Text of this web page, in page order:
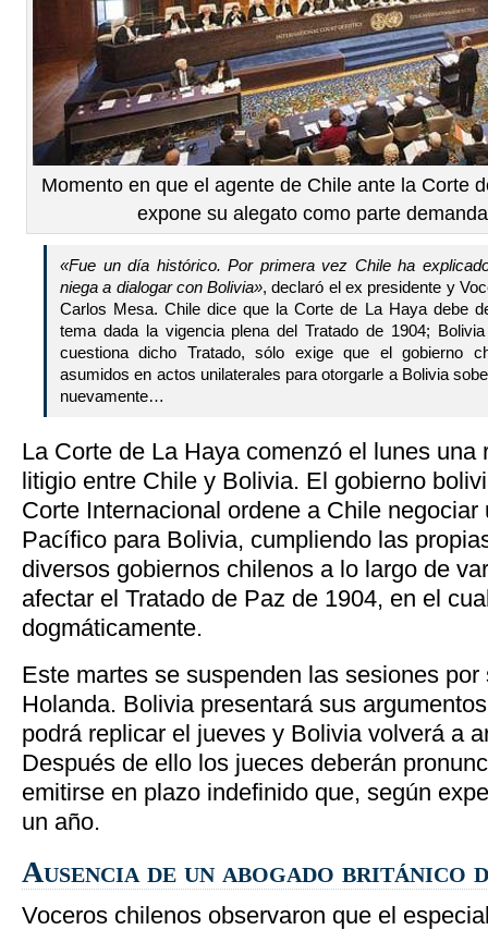
Momento en que el agente de Chile ante la Corte
expone su alegato como parte
«Fue un día histórico. Por primera vez Chile ha
niega a dialogar con Bolivia», declaró el ex presidente y
Carlos Mesa. Chile dice que la Corte de La Haya debe
tema dada la vigencia plena del Tratado de 1904;
cuestiona dicho Tratado, sólo exige que el gobierno
asumidos en actos unilaterales para otorgarle a Bolivia
nuevamente…
La Corte de La Haya comenzó el lunes una
litigio entre Chile y Bolivia. El gobierno
Corte Internacional ordene a Chile
Pacífico para Bolivia, cumpliendo las
diversos gobiernos chilenos a lo largo de
afectar el Tratado de Paz de 1904, en el
dogmáticamente.
Este martes se suspenden las sesiones por
Holanda. Bolivia presentará sus
podrá replicar el jueves y Bolivia volverá a
Después de ello los jueces deberán
emitirse en plazo indefinido que, según
un año.
Ausencia de un abogado británico
Voceros chilenos observaron que el